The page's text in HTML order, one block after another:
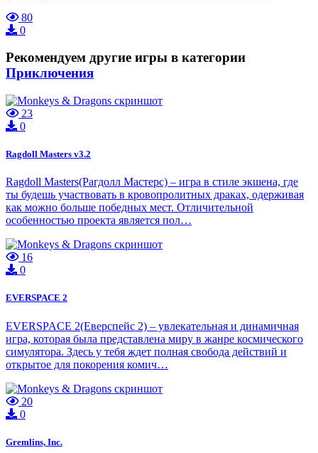
80
0
Рекомендуем другие игры в категории
Приключения
23
0
Ragdoll Masters v3.2
Ragdoll Masters(Рагдолл Мастерс) – игра в стиле экшена, где
ты будешь участвовать в кровопролитных драках, одерживая
как можно больше победных мест. Отличительной
особенностью проекта является пол…
16
0
EVERSPACE 2
EVERSPACE 2(Еверспейс 2) – увлекательная и динамичная
игра, которая была представлена миру в жанре космического
симулятора. Здесь у тебя ждет полная свобода действий и
открытое для покорения комич…
20
0
Gremlins, Inc.